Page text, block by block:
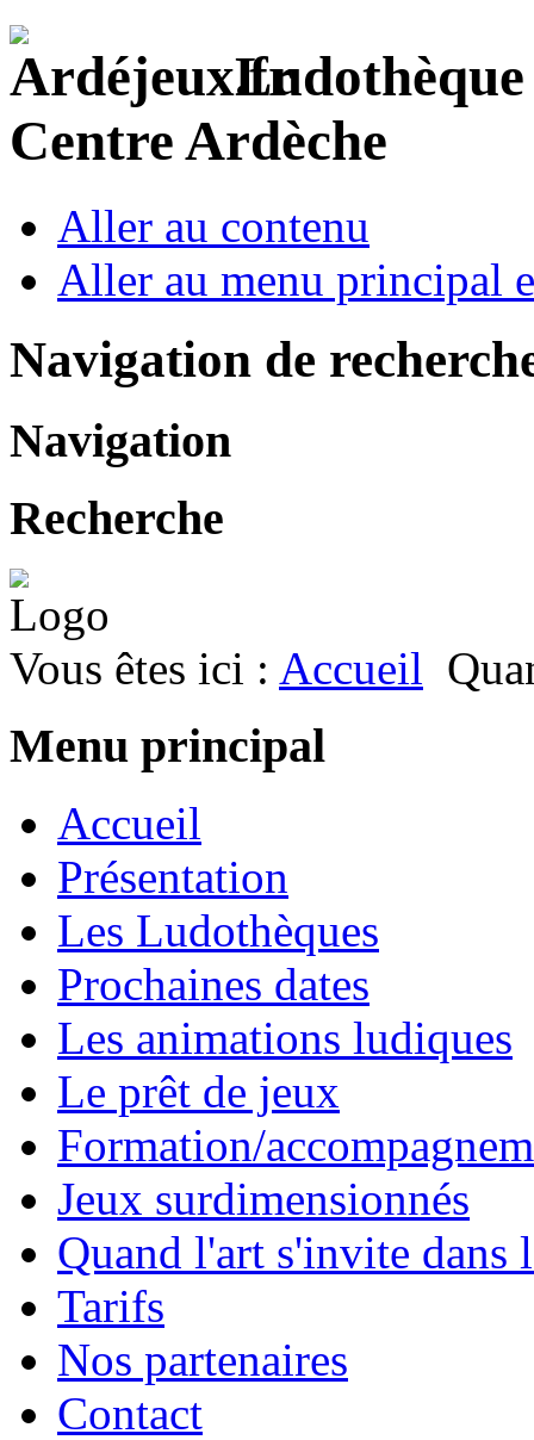
Centre Ardèche
Aller au contenu
Aller au menu principal
Navigation de
Navigation
Recherche
Vous êtes ici : Accueil
Menu principal
Accueil
Présentation
Les Ludothèques
Prochaines dates
Les animations ludiques
Le prêt de jeux
Formation/
Jeux surdimensionnés
Quand l'art s'invite dans
Tarifs
Nos partenaires
Contact